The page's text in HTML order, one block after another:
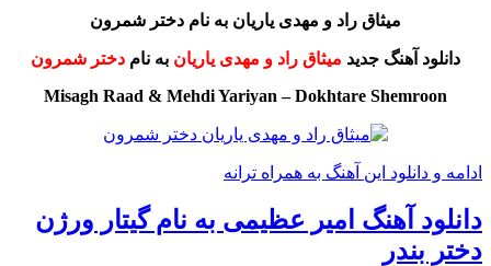
میثاق راد و مهدی یاریان به نام دختر شمرون
دانلود آهنگ جدید میثاق راد و مهدی یاریان به نام دختر شمرون
Misagh Raad & Mehdi Yariyan – Dokhtare Shemroon
ادامه و دانلود این آهنگ به همراه ترانه
دانلود آهنگ امیر عظیمی به نام گیتار ورژن
دختر بندر